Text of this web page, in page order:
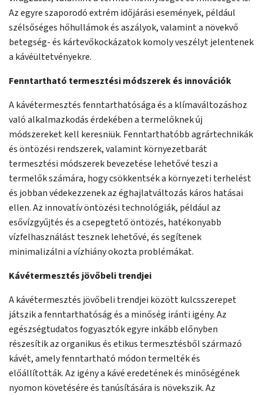
Az egyre szaporodó extrém időjárási események, például
szélsőséges hőhullámok és aszályok, valamint a növekvő
betegség- és kártevőkockázatok komoly veszélyt jelentenek
a kávéültetvényekre.
Fenntartható termesztési módszerek és innovációk
A kávétermesztés fenntarthatósága és a klímaváltozáshoz
való alkalmazkodás érdekében a termelőknek új
módszereket kell keresniük. Fenntarthatóbb agrártechnikák
és öntözési rendszerek, valamint környezetbarát
termesztési módszerek bevezetése lehetővé teszi a
termelők számára, hogy csökkentsék a környezeti terhelést
és jobban védekezzenek az éghajlatváltozás káros hatásai
ellen. Az innovatív öntözési technológiák, például az
esővízgyűjtés és a csepegtető öntözés, hatékonyabb
vízfelhasználást tesznek lehetővé, és segítenek
minimalizálni a vízhiány okozta problémákat.
Kávétermesztés jövőbeli trendjei
A kávétermesztés jövőbeli trendjei között kulcsszerepet
játszik a fenntarthatóság és a minőség iránti igény. Az
egészségtudatos fogyasztók egyre inkább előnyben
részesítik az organikus és etikus termesztésből származó
kávét, amely fenntartható módon termelték és
előállították. Az igény a kávé eredetének és minőségének
nyomon követésére és tanúsítására is növekszik. Az